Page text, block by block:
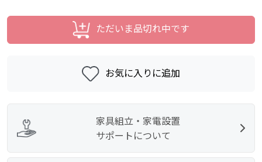
ただいま品切れ中です
お気に入りに追加
家具組立・家電設置
サポートについて